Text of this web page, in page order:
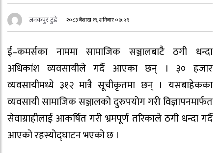
जनकपुर टुडे २०८३ बैशाख १९, शनिबार ०७:५९
ई–कमर्सका नाममा सामाजिक सञ्जालबाटै ठगी धन्दा
अधिकांश व्यवसायीले गर्दै आएका छन् । ३० हजार
व्यवसायीमध्ये ३१२ मात्रै सूचीकृतमा छन् । यसबाहेकका
व्यवसायी सामाजिक सञ्जालको दुरुपयोग गरी विज्ञापनमार्फत
सेवाग्राहीलाई आकर्षित गरी भ्रमपूर्ण तरिकाले ठगी धन्दा गर्दै
आएको रहस्योद्घाटन भएको छ ।